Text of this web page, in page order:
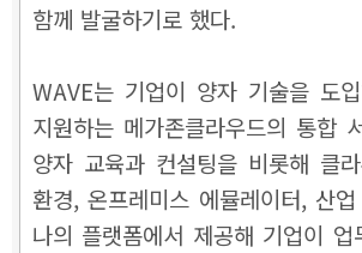
함께 발굴하기로 했다.
WAVE는 기업이 양자 기술을 도
지원하는 메가존클라우드의 통합
양자 교육과 컨설팅을 비롯해 클
환경, 온프레미스 에뮬레이터, 산
나의 플랫폼에서 제공해 기업이 업